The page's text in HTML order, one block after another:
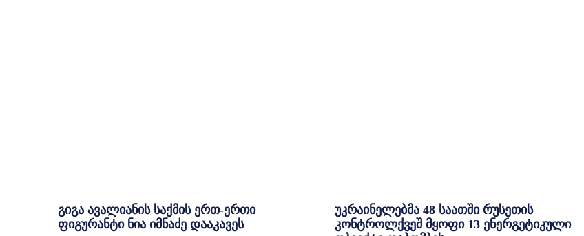
გიგა ავალიანის საქმის ერთ-ერთი
ფიგურანტი ნია იმნაძე დააკავეს
უკრაინელებმა 48 საათში რუსეთის
კონტროლქვეშ მყოფი 13 ენერგეტიკული